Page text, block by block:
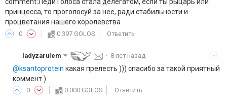
comment:Леди Голоса стала делегатом, если ты рыцарь или
принцесса, то проголосуй за нее, ради стабильности и
процветания нашего королевства
0 0.397 GOLOS Ответить
· [-]
ladyzarulem · 8 лет назад
@ksantoprotein какая прелесть ))) спасибо за такой приятный
коммент )
0 0.000 GOLOS Ответить